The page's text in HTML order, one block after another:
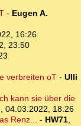
- Eugen A.
16:26
23:50
verbreiten oT- Ulli
kann sie über die
, 04.03.2022, 18:26
Renz... - HW71,